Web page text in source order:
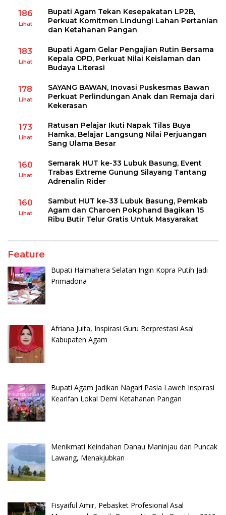
186
Lihat
Bupati Agam Tekan Kesepakatan LP2B,
Perkuat Komitmen Lindungi Lahan Pertanian
dan Ketahanan Pangan
183
Lihat
Bupati Agam Gelar Pengajian Rutin Bersama
Kepala OPD, Perkuat Nilai Keislaman dan
Budaya Literasi
178
Lihat
SAYANG BAWAN, Inovasi Puskesmas Bawan
Perkuat Perlindungan Anak dan Remaja dari
Kekerasan
173
Lihat
Ratusan Pelajar Ikuti Napak Tilas Buya
Hamka, Belajar Langsung Nilai Perjuangan
Sang Ulama Besar
160
Lihat
Semarak HUT ke-33 Lubuk Basung, Event
Trabas Extreme Gunung Silayang Tantang
Adrenalin Rider
160
Lihat
Sambut HUT ke-33 Lubuk Basung, Pemkab
Agam dan Charoen Pokphand Bagikan 15
Ribu Butir Telur Gratis Untuk Masyarakat
Feature
Bupati Halmahera Selatan Ingin Kopra Putih Jadi
Primadona
Afriana Juita, Inspirasi Guru Berprestasi Asal
Kabupaten Agam
Bupati Agam Jadikan Nagari Pasia Laweh Inspirasi
Kearifan Lokal Demi Ketahanan Pangan
Menikmati Keindahan Danau Maninjau dari Puncak
Lawang, Menakjubkan
Fisyaiful Amir, Pebasket Profesional Asal